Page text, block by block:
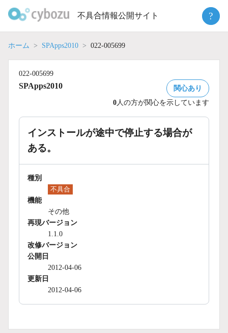
不具合情報公開サイト ?
ホーム SPApps2010 022-005699
022-005699
SPApps2010
関心あり
0 人の方が関心を示しています
インストールが途中で停止する場合が
ある。
種別
不具合
機能
その他
再現バージョン
1.1.0
改修バージョン
公開日
2012-04-06
更新日
2012-04-06